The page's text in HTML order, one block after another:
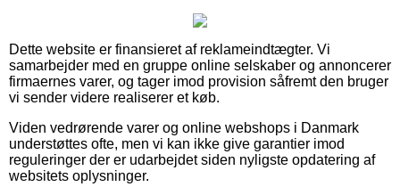
Dette website er finansieret af reklameindtægter. Vi
samarbejder med en gruppe online selskaber og annoncerer
firmaernes varer, og tager imod provision såfremt den bruger
vi sender videre realiserer et køb.
Viden vedrørende varer og online webshops i Danmark
understøttes ofte, men vi kan ikke give garantier imod
reguleringer der er udarbejdet siden nyligste opdatering af
websitets oplysninger.